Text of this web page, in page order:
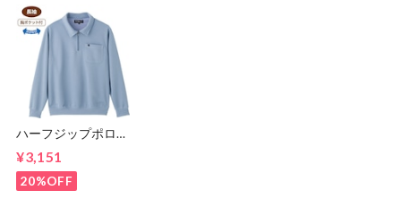
ハーフジップポロ衿
¥3,151
20%OFF